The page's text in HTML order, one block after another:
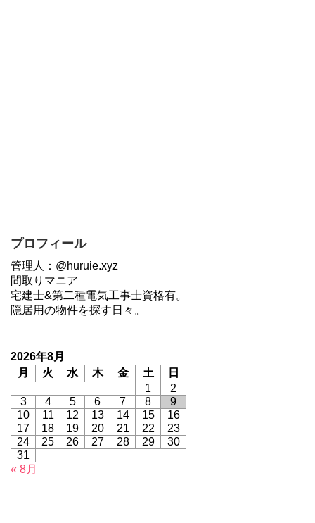
プロフィール
管理人：@huruie.xyz
間取りマニア
宅建士&第二種電気工事士資格有。
隠居用の物件を探す日々。
2026年8月
月
火 水 木 金 土
日
1
2
3
4 5 6 7 8
9
10
11 12 13 14 15
16
17
18 19 20 21 22
23
24
25 26 27 28 29
30
31
« 8月